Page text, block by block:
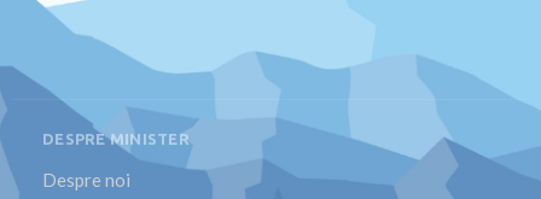
DESPRE MINISTER
Despre noi